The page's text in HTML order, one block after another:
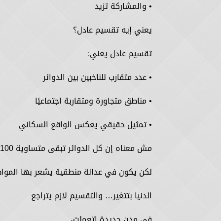
• والمشاركة تزيد
يعني إيه تقسيم عادل؟
تقسيم عادل يعني:
• عدد متقارب للناخبين بين الدوائر
• مناطق متجاورة ومتقاربة اجتماعيًا
• تمثيل حقيقي يعكس الواقع السكاني
مش معناه إن كل الدوائر تبقى متساوية 100%،
لكن يكون في عدالة منطقية يشعر بها
الدنيا بتتغير… والتقسيم لازم يتراجع